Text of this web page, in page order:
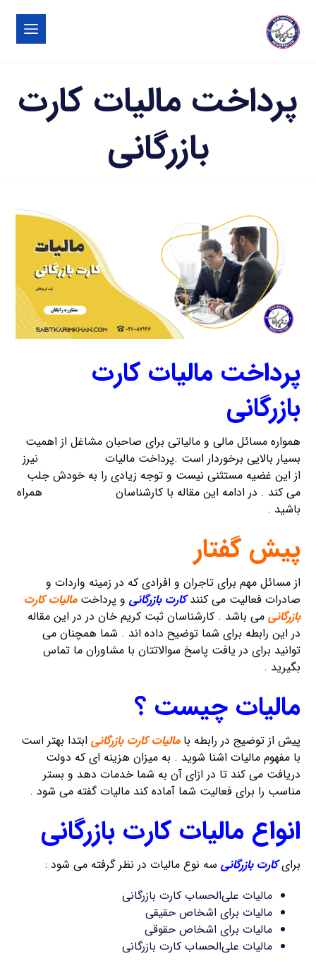
پرداخت مالیات کارت
بازرگانی
پرداخت مالیات کارت
بازرگانی
همواره مسائل مالی و مالیاتی برای صاحبان مشاغل از اهمیت
بسیار بالایی برخوردار است .پرداخت مالیات
نیرز
از این غضیه مستثنی نیست و توجه زیادی را به خودش جلب
می کند . در ادامه این مقاله با کارشناسان
همراه
باشید .
پیش گفتار
از مسائل مهم برای تاجران و افرادی که در زمینه واردات و
صادرات فعالیت می کنندکارت بازرگانی و پرداختمالیات کارت
بازرگانی می باشد . کارشناسان ثبت کریم خان در در این مقاله
در این رابطه برای شما توضیح داده اند . شما همچنان می
توانید برای در یافت پاسخ سوالاتتان با مشاوران ما تماس
بگیرید .
مالیات چیست ؟
پیش از توضیج در رابطه بامالیات کارت بازرگانی ابتدا بهتر است
با مفهوم مالیات اشنا شوید . به میزان هزینه ای که دولت
دریافت می کند تا در ازای آن به شما خدمات دهد و بستر
مناسب را برای فعالیت شما آماده کند مالیات گفته می شود .
انواع مالیات کارت بازرگانی
برایکارت بازرگانی سه نوع مالیات در نظر گرفته می شود :
مالیات علی‌الحساب کارت بازرگانی
مالیات برای اشخاص حقیقی
مالیات برای اشخاص حقوقی
مالیات علی‌الحساب کارت بازرگانی